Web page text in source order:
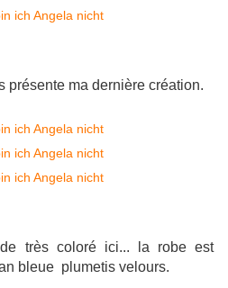
présente ma dernière création.
très coloré ici... la robe est
bleue plumetis velours.